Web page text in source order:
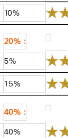
10%
20% :
5%
15%
40% :
40%